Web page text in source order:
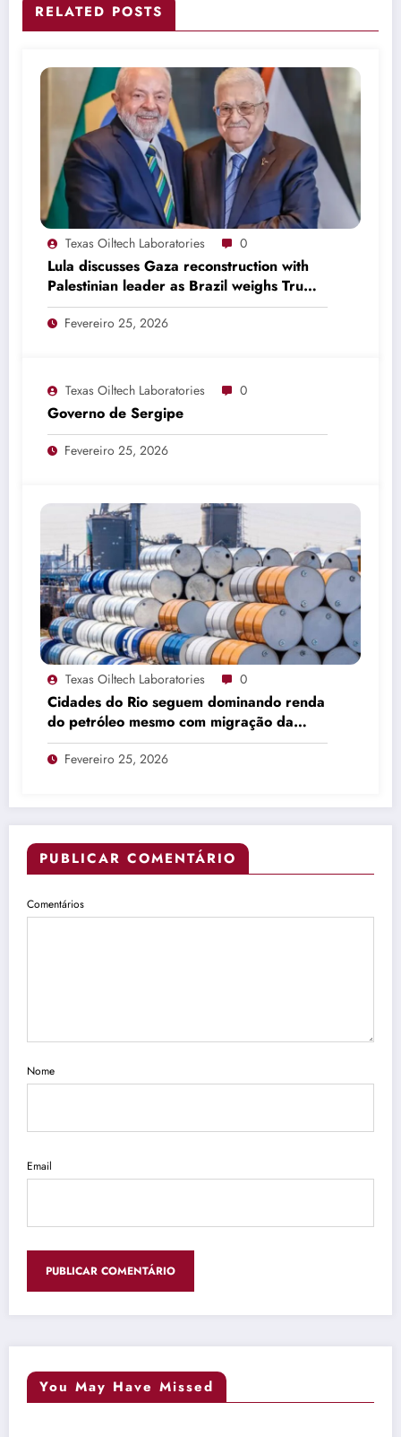
RELATED POSTS
Texas Oiltech Laboratories 0
Lula discusses Gaza reconstruction with
Palestinian leader as Brazil weighs Trump
invitation
Fevereiro 25, 2026
Texas Oiltech Laboratories 0
Governo de Sergipe
Fevereiro 25, 2026
Texas Oiltech Laboratories 0
Cidades do Rio seguem dominando renda
do petróleo mesmo com migração da
produção
Fevereiro 25, 2026
PUBLICAR COMENTÁRIO
Comentários
Nome
Email
You May Have Missed